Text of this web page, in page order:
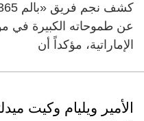
عن طموحاته الكبيرة في
الإماراتية، مؤكداً أن
الأمير ويليام وكيت